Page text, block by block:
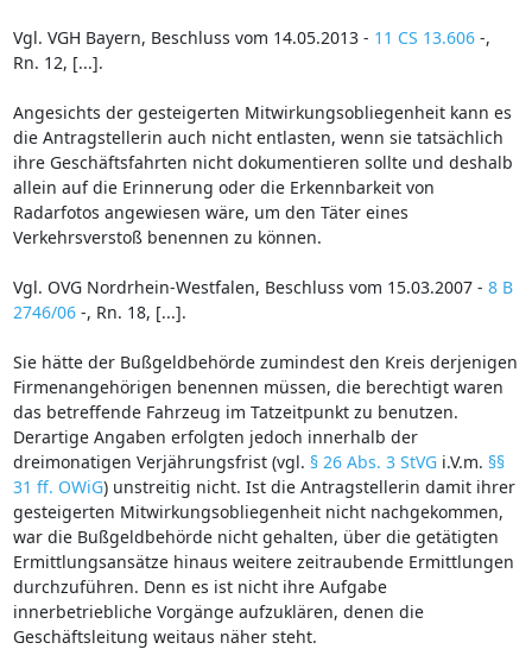
Vgl. VGH Bayern, Beschluss vom 14.05.2013 - 11 CS 13.606-,
Rn. 12, [...].
Angesichts der gesteigerten Mitwirkungsobliegenheit kann es
die Antragstellerin auch nicht entlasten, wenn sie tatsächlich
ihre Geschäftsfahrten nicht dokumentieren sollte und deshalb
allein auf die Erinnerung oder die Erkennbarkeit von
Radarfotos angewiesen wäre, um den Täter eines
Verkehrsverstoß benennen zu können.
Vgl. OVG Nordrhein-Westfalen, Beschluss vom 15.03.2007 - 8 B
2746/06-, Rn. 18, [...].
Sie hätte der Bußgeldbehörde zumindest den Kreis derjenigen
Firmenangehörigen benennen müssen, die berechtigt waren
das betreffende Fahrzeug im Tatzeitpunkt zu benutzen.
Derartige Angaben erfolgten jedoch innerhalb der
dreimonatigen Verjährungsfrist (vgl. § 26 Abs. 3 StVGi.V.m. §§
31 ff. OWiG) unstreitig nicht. Ist die Antragstellerin damit ihrer
gesteigerten Mitwirkungsobliegenheit nicht nachgekommen,
war die Bußgeldbehörde nicht gehalten, über die getätigten
Ermittlungsansätze hinaus weitere zeitraubende Ermittlungen
durchzuführen. Denn es ist nicht ihre Aufgabe
innerbetriebliche Vorgänge aufzuklären, denen die
Geschäftsleitung weitaus näher steht.